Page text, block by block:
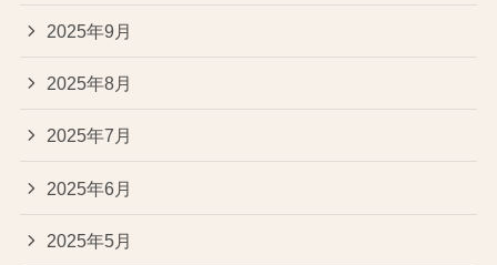
2025年9月
2025年8月
2025年7月
2025年6月
2025年5月